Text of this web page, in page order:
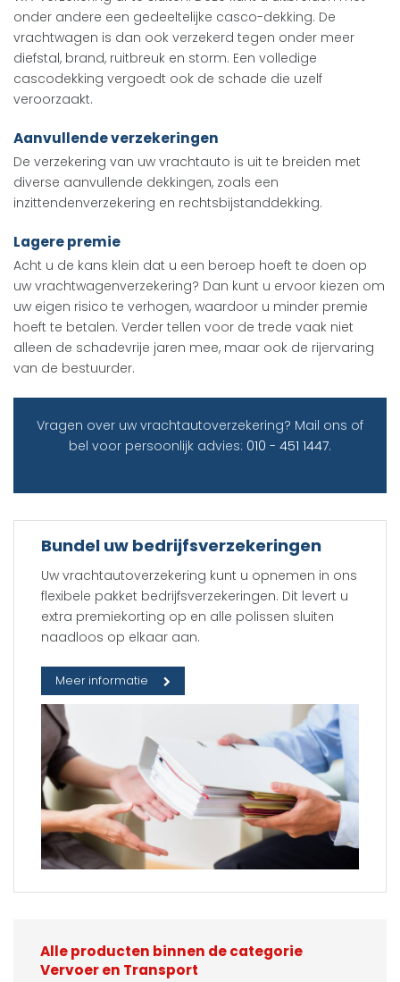
onder andere een gedeeltelijke casco-dekking. De
vrachtwagen is dan ook verzekerd tegen onder meer
diefstal, brand, ruitbreuk en storm. Een volledige
cascodekking vergoedt ook de schade die uzelf
veroorzaakt.
Aanvullende verzekeringen
De verzekering van uw vrachtauto is uit te breiden met
diverse aanvullende dekkingen, zoals een
inzittendenverzekering en rechtsbijstanddekking.
Lagere premie
Acht u de kans klein dat u een beroep hoeft te doen op
uw vrachtwagenverzekering? Dan kunt u ervoor kiezen om
uw eigen risico te verhogen, waardoor u minder premie
hoeft te betalen. Verder tellen voor de trede vaak niet
alleen de schadevrije jaren mee, maar ook de rijervaring
van de bestuurder.
Vragen over uw vrachtautoverzekering? Mail ons of
bel voor persoonlijk advies: 010 - 451 1447.
Bundel uw bedrijfsverzekeringen
Uw vrachtautoverzekering kunt u opnemen in ons
flexibele pakket bedrijfsverzekeringen. Dit levert u
extra premiekorting op en alle polissen sluiten
naadloos op elkaar aan.
Meer informatie
Alle producten binnen de categorie
Vervoer en Transport